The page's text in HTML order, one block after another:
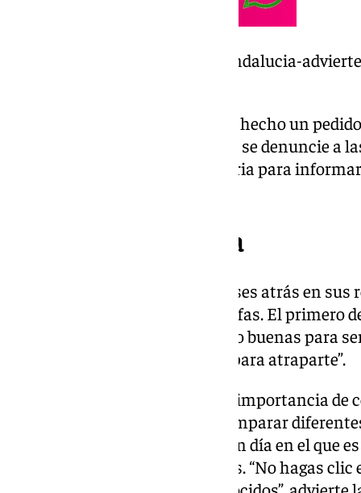
https://www.101tv.es/adicae-andalucia-
Primor recomienda que si se ha hecho un
fraudulenta es conveniente que se denuncie a
contactar con la entidad bancaria para
Consejos de la Policía
La Policía Nacional público meses atrás en sus
ofrece consejos para evitar estafas. El primero
ofertas que parezcan demasiado buenas para
emplean descuentos enormes para atraparte”.
Otro aspecto que resaltan es la importancia de
conocidas, verificar la URL y comparar
Por otra parte, señalan que es un día en el que
mensajes o correos electrónicos. “No hagas